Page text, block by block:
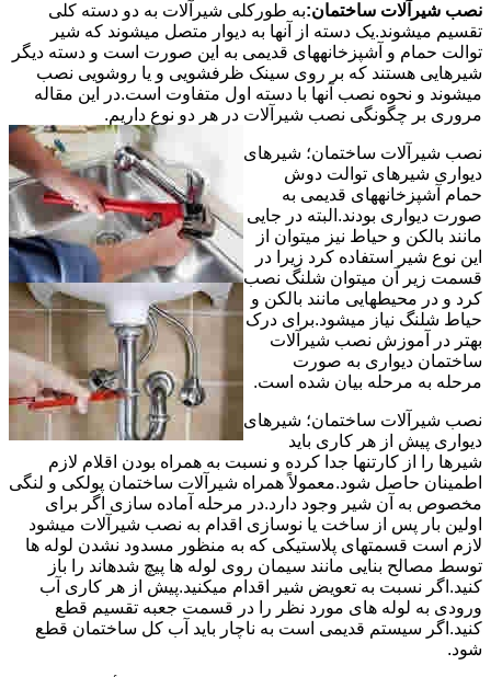
نصب شیرآلات ساختمان:به طورکلی شیرآلات به دو دسته کلی
تقسیم میشوند.یک دسته از آنها به دیوار متصل میشوند که شیر
توالت حمام و آشپزخانههای قدیمی به این صورت است و دسته دیگر
شیرهایی هستند که بر روی سینک ظرفشویی و یا روشویی نصب
میشوند و نحوه نصب آنها با دسته اول متفاوت است.در این مقاله
مروری بر چگونگی نصب شیرآلات در هر دو نوع داریم.
نصب شیرآلات ساختمان؛ شیرهای
دیواری شیرهای توالت دوش
حمام آشپزخانههای قدیمی به
صورت دیواری بودند.البته در جایی
مانند بالکن و حیاط نیز میتوان از
این نوع شیر استفاده کرد زیرا در
قسمت زیر آن میتوان شلنگ نصب
کرد و در محیطهایی مانند بالکن و
حیاط شلنگ نیاز میشود.برای درک
بهتر در آموزش نصب شیرآلات
ساختمان دیواری به صورت
مرحله به مرحله بیان شده است.
نصب شیرآلات ساختمان؛ شیرهای
دیواری پیش از هر کاری باید
شیرها را از کارتنها جدا کرده و نسبت به همراه بودن اقلام لازم
اطمینان حاصل شود.معمولاً همراه شیرآلات ساختمان پولکی و لنگی
مخصوص به آن شیر وجود دارد.در مرحله آماده سازی اگر برای
اولین بار پس از ساخت یا نوسازی اقدام به نصب شیرآلات میشود
لازم است قسمتهای پلاستیکی که به منظور مسدود نشدن لوله ها
توسط مصالح بنایی مانند سیمان روی لوله ها پیچ شدهاند را باز
کنید.اگر نسبت به تعویض شیر اقدام میکنید.پیش از هر کاری آب
ورودی به لوله های مورد نظر را در قسمت جعبه تقسیم قطع
کنید.اگر سیستم قدیمی است به ناچار باید آب کل ساختمان قطع
شود.